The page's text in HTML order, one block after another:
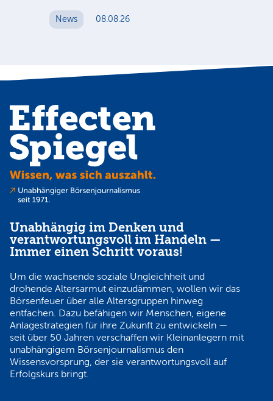
News 08.08.26
Unabhängig im Denken und
verantwortungsvoll im Handeln —
Immer einen Schritt voraus!
Um die wachsende soziale Ungleichheit und
drohende Altersarmut einzudämmen, wollen wir das
Börsenfeuer über alle Altersgruppen hinweg
entfachen. Dazu befähigen wir Menschen, eigene
Anlagestrategien für ihre Zukunft zu entwickeln —
seit über 50 Jahren verschaffen wir Kleinanlegern mit
unabhängigem Börsenjournalismus den
Wissensvorsprung, der sie verantwortungsvoll auf
Erfolgskurs bringt.